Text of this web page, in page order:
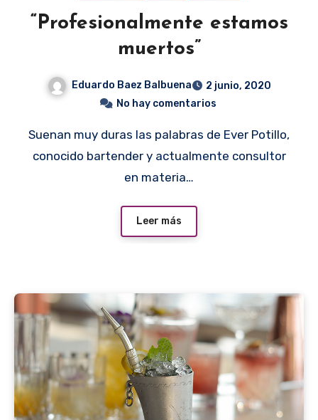
“Profesionalmente estamos
muertos”
Eduardo Baez Balbuena
2 junio, 2020
No hay comentarios
Suenan muy duras las palabras de Ever Potillo,
conocido bartender y actualmente consultor
en materia…
Leer más